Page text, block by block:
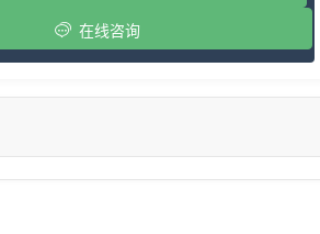
在线咨询